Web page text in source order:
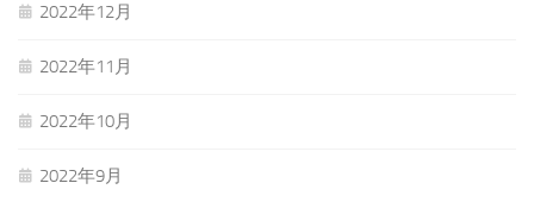
2022年12月
2022年11月
2022年10月
2022年9月